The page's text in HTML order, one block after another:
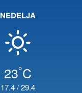
NEDELJA
23°C
17.4/29.4